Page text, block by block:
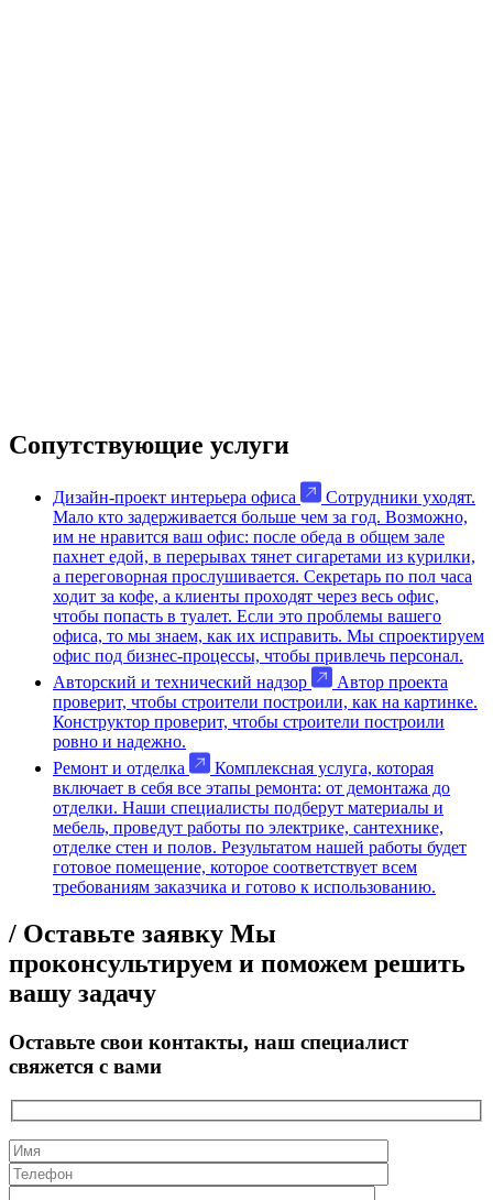
Сопутствующие услуги
Дизайн-проект интерьера офиса
Сотрудники уходят.
Мало кто задерживается больше чем за год. Возможно,
им не нравится ваш офис: после обеда в общем зале
пахнет едой, в перерывах тянет сигаретами из курилки,
а переговорная прослушивается. Секретарь по пол часа
ходит за кофе, а клиенты проходят через весь офис,
чтобы попасть в туалет. Если это проблемы вашего
офиса, то мы знаем, как их исправить. Мы спроектируем
офис под бизнес-процессы, чтобы привлечь персонал.
Авторский и технический надзор
Автор проекта
проверит, чтобы строители построили, как на картинке.
Конструктор проверит, чтобы строители построили
ровно и надежно.
Ремонт и отделка
Комплексная услуга, которая
включает в себя все этапы ремонта: от демонтажа до
отделки. Наши специалисты подберут материалы и
мебель, проведут работы по электрике, сантехнике,
отделке стен и полов. Результатом нашей работы будет
готовое помещение, которое соответствует всем
требованиям заказчика и готово к использованию.
/ Оставьте заявку Мы
проконсультируем и поможем решить
вашу задачу
Оставьте свои контакты, наш специалист
свяжется с вами